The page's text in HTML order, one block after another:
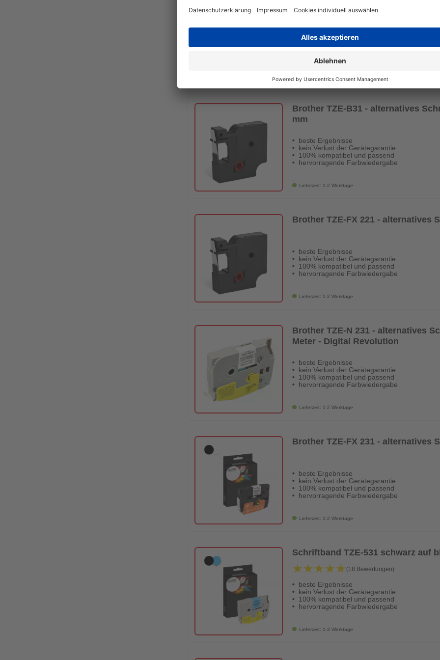
beste Ergebnisse
kein Verlust der Gerätegarantie
Brother TZE-B31 - alternatives
mm
beste Ergebnisse
kein Verlust der Gerätegarantie
100% kompatibel und passend
hervorragende Farbwiedergabe
Lieferzeit: 1-2 Werktage
Brother TZE-FX 221 - alternatives
beste Ergebnisse
kein Verlust der Gerätegarantie
100% kompatibel und passend
hervorragende Farbwiedergabe
Lieferzeit: 1-2 Werktage
Brother TZE-N 231 - alternatives
Meter - Digital Revolution
beste Ergebnisse
kein Verlust der Gerätegarantie
100% kompatibel und passend
hervorragende Farbwiedergabe
Lieferzeit: 1-2 Werktage
Brother TZE-FX 231 - alternatives
beste Ergebnisse
kein Verlust der Gerätegarantie
100% kompatibel und passend
hervorragende Farbwiedergabe
Lieferzeit: 1-2 Werktage
Schriftband TZE-531 schwarz auf
★★★★★
★★★★★ (18 Bewertungen)
beste Ergebnisse
kein Verlust der Gerätegarantie
100% kompatibel und passend
hervorragende Farbwiedergabe
Lieferzeit: 1-3 Werktage